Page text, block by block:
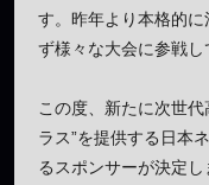
す。昨年より本格的
ず様々な大会に参戦し
この度、新たに次世
ラス”を提供する日本
るスポンサーが決定し